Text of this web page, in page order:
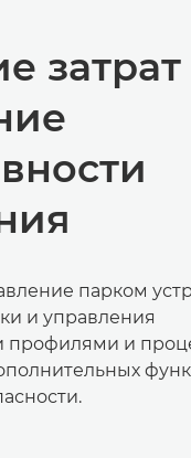
затрат
парком
и управления
профилями и